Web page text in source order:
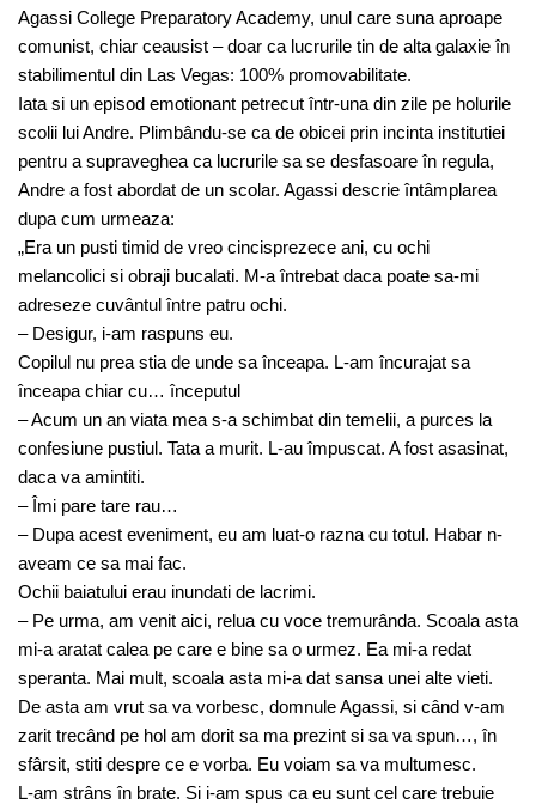
Agassi College Preparatory Academy, unul care suna aproape
comunist, chiar ceausist – doar ca lucrurile tin de alta galaxie în
stabilimentul din Las Vegas: 100% promovabilitate.
Iata si un episod emotionant petrecut într-una din zile pe holurile
scolii lui Andre. Plimbându-se ca de obicei prin incinta institutiei
pentru a supraveghea ca lucrurile sa se desfasoare în regula,
Andre a fost abordat de un scolar. Agassi descrie întâmplarea
dupa cum urmeaza:
„Era un pusti timid de vreo cincisprezece ani, cu ochi
melancolici si obraji bucalati. M-a întrebat daca poate sa-mi
adreseze cuvântul între patru ochi.
– Desigur, i-am raspuns eu.
Copilul nu prea stia de unde sa înceapa. L-am încurajat sa
înceapa chiar cu… începutul
– Acum un an viata mea s-a schimbat din temelii, a purces la
confesiune pustiul. Tata a murit. L-au împuscat. A fost asasinat,
daca va amintiti.
– Îmi pare tare rau…
– Dupa acest eveniment, eu am luat-o razna cu totul. Habar n-
aveam ce sa mai fac.
Ochii baiatului erau inundati de lacrimi.
– Pe urma, am venit aici, relua cu voce tremurânda. Scoala asta
mi-a aratat calea pe care e bine sa o urmez. Ea mi-a redat
speranta. Mai mult, scoala asta mi-a dat sansa unei alte vieti.
De asta am vrut sa va vorbesc, domnule Agassi, si când v-am
zarit trecând pe hol am dorit sa ma prezint si sa va spun…, în
sfârsit, stiti despre ce e vorba. Eu voiam sa va multumesc.
L-am strâns în brate. Si i-am spus ca eu sunt cel care trebuie